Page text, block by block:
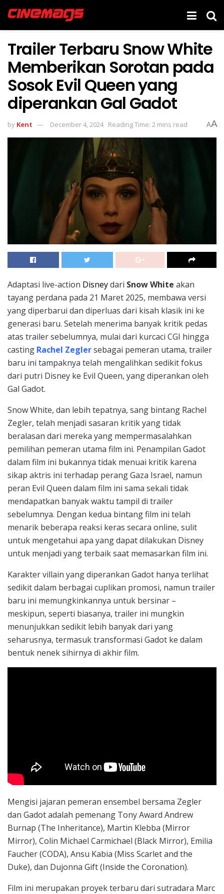
Trailer Terbaru Snow White
Memberikan Sorotan pada
Sosok Evil Queen yang
diperankan Gal Gadot
by Kent December 4, 2024 Reading Time: 2 mins read AA
Adaptasi live-action Disneydari Snow White akan
tayang perdana pada 21 Maret 2025, membawa versi
yang diperbarui dan diperluas dari kisah klasik ini ke
generasi baru. Setelah menerima banyak kritik pedas
atas trailer sebelumnya, mulai dari kurcaci CGI hingga
casting Rachel Zeglersebagai pemeran utama, trailer
baru ini tampaknya telah mengalihkan sedikit fokus
dari putri Disney ke Evil Queen, yang diperankan oleh
Gal Gadot.
Snow White, dan lebih tepatnya, sang bintang Rachel
Zegler, telah menjadi sasaran kritik yang tidak
beralasan dari mereka yang mempermasalahkan
pemilihan pemeran utama film ini. Penampilan Gadot
dalam film ini bukannya tidak menuai kritik karena
sikap aktris ini terhadap perang Gaza Israel, namun
peran Evil Queen dalam film ini sama sekali tidak
mendapatkan banyak waktu tampil di trailer
sebelumnya. Dengan kedua bintang film ini telah
menarik beberapa reaksi keras secara online, sulit
untuk mengetahui apa yang dapat dilakukan Disney
untuk menjadi yang terbaik saat memasarkan film ini.
Karakter villain yang diperankan Gadot hanya terlihat
sedikit dalam berbagai cuplikan promosi, namun trailer
baru ini memungkinkannya untuk bersinar –
meskipun, seperti biasanya, trailer ini mungkin
menunjukkan sedikit lebih banyak dari yang
seharusnya, termasuk transformasi Gadot ke dalam
bentuk nenek sihirnya di akhir film.
Mengisi jajaran pemeran ensembel bersama Zegler
dan Gadot adalah pemenang Tony Award Andrew
Burnap (The Inheritance), Martin Klebba (Mirror
Mirror), Colin Michael Carmichael (Black Mirror), Emilia
Faucher (CODA), Ansu Kabia (Miss Scarlet and the
Duke), dan Dujonna Gift (Inside the Coronation).
Film ini merupakan proyek terbaru dari sutradara Marc